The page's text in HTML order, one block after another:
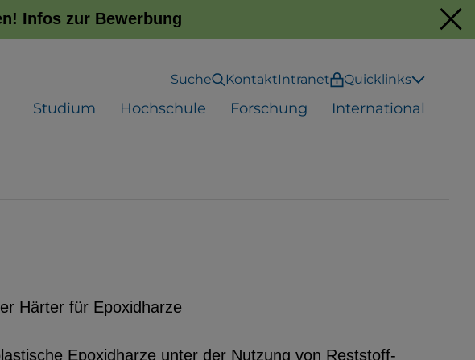
Infos zur Bewerbung
Suche KontaktIntranet Quicklinks
Studium Hochschule Forschung International
Härter für Epoxidharze
Epoxidharze unter der Nutzung von Reststoff-